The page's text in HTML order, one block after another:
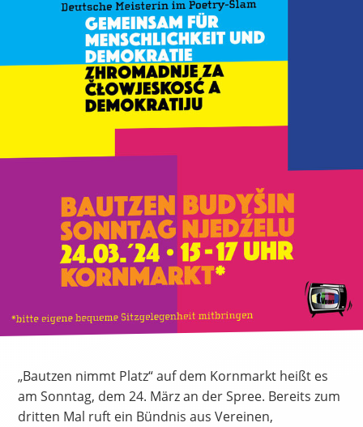
„Bautzen nimmt Platz“ auf dem Kornmarkt heißt es
am Sonntag, dem 24. März an der Spree. Bereits zum
dritten Mal ruft ein Bündnis aus Vereinen,